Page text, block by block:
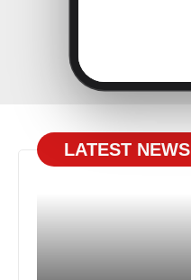
LATEST NEWS